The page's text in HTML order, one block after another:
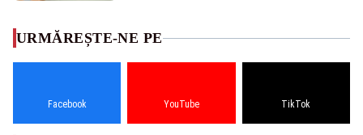
URMĂREȘTE-NE PE
Facebook YouTube TikTok